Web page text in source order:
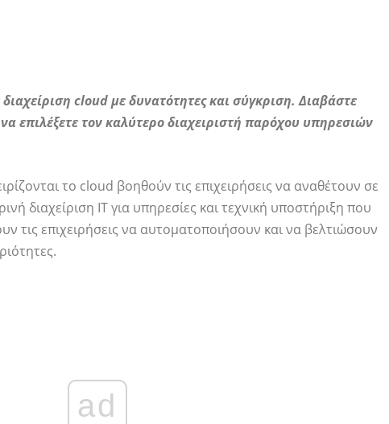
cloud με δυνατότητες και σύγκριση. Διαβάστε
επιλέξετε τον καλύτερο διαχειριστή παρόχου υπηρεσιών
το cloud βοηθούν τις επιχειρήσεις να αναθέτουν σε
διαχείριση IT για υπηρεσίες και τεχνική υποστήριξη που
τις επιχειρήσεις να αυτοματοποιήσουν και να βελτιώσουν
ad